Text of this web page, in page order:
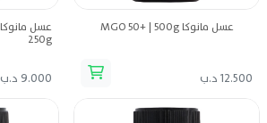
عسل مانوكا MGO 50+ | 500g
12.500 د.ب
250g
9.000 د.ب